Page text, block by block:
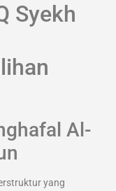
Syekh
Al-
yang